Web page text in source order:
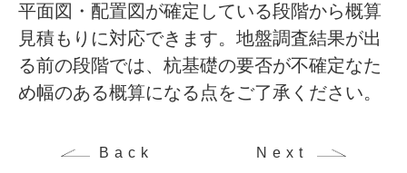
平面図・配置図が確定している段階から概算
見積もりに対応できます。地盤調査結果が出
る前の段階では、杭基礎の要否が不確定なた
め幅のある概算になる点をご了承ください。
Back Next